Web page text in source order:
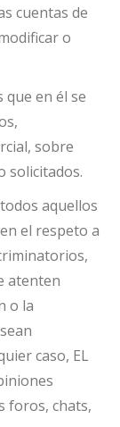
cuentas de
o
en él se
sobre
solicitados.
aquellos
el respeto a
atenten
o la
caso, EL
foros, chats,